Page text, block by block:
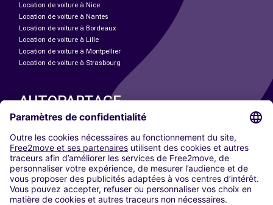
Location de voiture à Nice
Location de voiture à Nantes
Location de voiture à Bordeaux
Location de voiture à Lille
Location de voiture à Montpellier
Location de voiture à Strasbourg
AUTOPARTAGE
Paris
Madrid
Washington DC
Milan
Rome
Turin